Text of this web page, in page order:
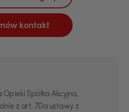
kontakt
Opieki Spółka Akcyjna,
z art. 70a ustawy z